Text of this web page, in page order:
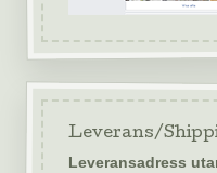
Leverans/
Leveransadress